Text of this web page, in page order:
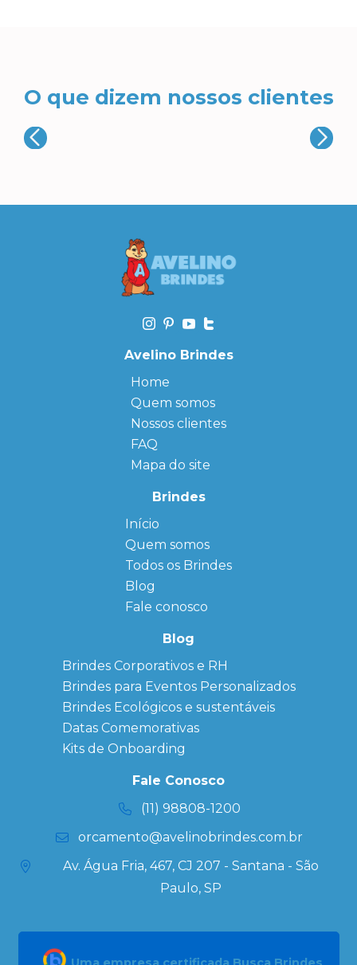
O que dizem nossos clientes
Avelino Brindes
Home
Quem somos
Nossos clientes
FAQ
Mapa do site
Brindes
Início
Quem somos
← Back
FAQ
Sitemap
Todos os Brindes
← Back
Agendas
Personalizadas
Personalizado
personalizados
Brindes
Corporativos
Copos Térmicos
Personalizados
Datas Especiais
Ecobag
Personalizada
Kits
Blog
Fale conosco
Blog
Brindes Corporativos e RH
Brindes para Eventos Personalizados
Brindes Ecológicos e sustentáveis
Datas Comemorativas
Kits de Onboarding
Fale Conosco
(11) 98808-1200
orcamento@avelinobrindes.com.br
Av. Água Fria, 467, CJ 207 - Santana - São
Paulo, SP